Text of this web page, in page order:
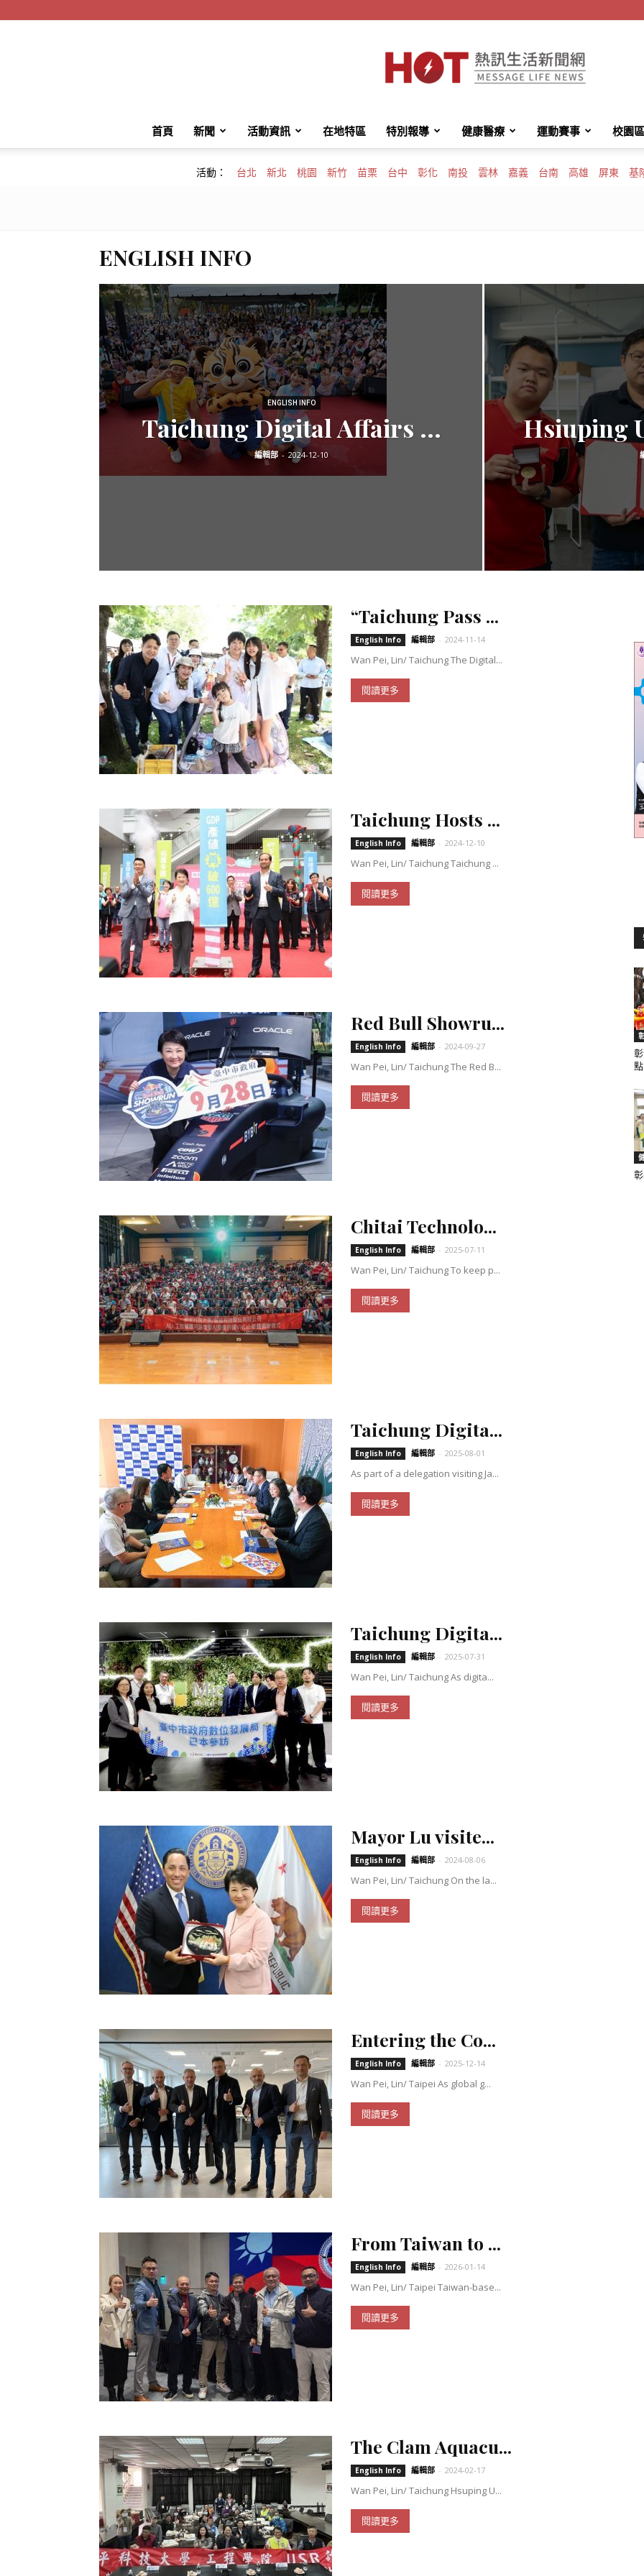
HotMessage
首頁 新聞 活動資訊 在地特區 特別報導 健康醫療 運動賽事 校園區
活動： 台北 新北 桃園 新竹 苗栗 台中 彰化 南投 雲林 嘉義 台南 高雄 屏東 基
ENGLISH INFO
ENGLISH INFO
Taichung Digital Affairs ...
編輯部 - 2024-12-10
Hsiuping
“Taichung Pass ...
English Info 編輯部 - 2024-11-14
Wan Pei, Lin/ Taichung The Digital...
閱讀更多
Taichung Hosts ...
English Info 編輯部 - 2024-12-10
Wan Pei, Lin/ Taichung Taichung ...
閱讀更多
Red Bull Showru...
English Info 編輯部 - 2024-09-27
Wan Pei, Lin/ Taichung The Red B...
閱讀更多
Chitai Technolo...
English Info 編輯部 - 2025-07-11
Wan Pei, Lin/ Taichung To keep p...
閱讀更多
Taichung Digita...
English Info 編輯部 - 2025-08-01
As part of a delegation visiting Ja...
閱讀更多
Taichung Digita...
English Info 編輯部 - 2025-07-31
Wan Pei, Lin/ Taichung As digita...
閱讀更多
Mayor Lu visite...
English Info 編輯部 - 2024-08-06
Wan Pei, Lin/ Taichung On the la...
閱讀更多
Entering the Co...
English Info 編輯部 - 2025-12-14
Wan Pei, Lin/ Taipei As global g...
閱讀更多
From Taiwan to ...
English Info 編輯部 - 2026-01-14
Wan Pei, Lin/ Taipei Taiwan-base...
閱讀更多
The Clam Aquacu...
English Info 編輯部 - 2024-02-17
Wan Pei, Lin/ Taichung Hsuping U...
閱讀更多